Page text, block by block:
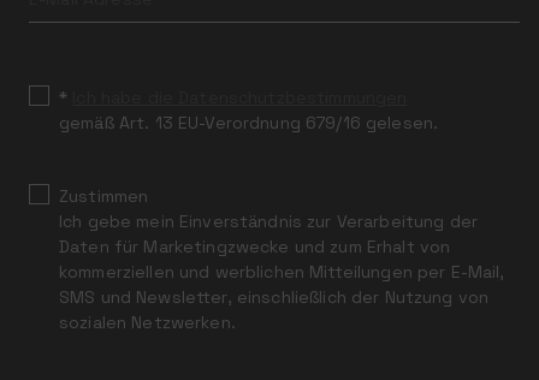
field
*
gemäß Art. 13 EU-Verordnung 679/16 gelesen.
Zustimmen
Ich gebe mein Einverständnis zur Verarbeitung der
Daten für Marketingzwecke und zum Erhalt von
kommerziellen und werblichen Mitteilungen per E-Mail,
SMS und Newsletter, einschließlich der Nutzung von
sozialen Netzwerken.